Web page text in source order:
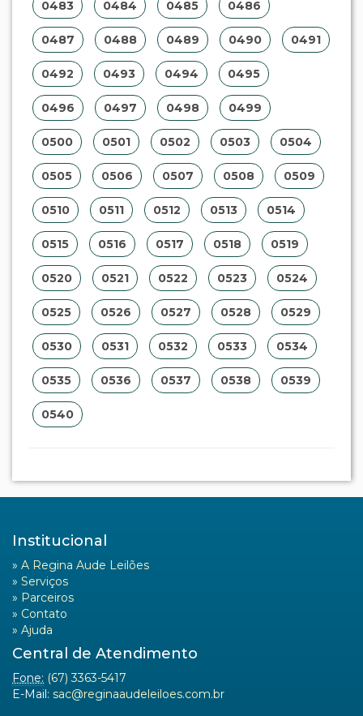
0483 0484 0485 0486
0487 0488 0489 0490 0491
0492 0493 0494 0495
0496 0497 0498 0499
0500 0501 0502 0503 0504
0505 0506 0507 0508 0509
0510 0511 0512 0513 0514
0515 0516 0517 0518 0519
0520 0521 0522 0523 0524
0525 0526 0527 0528 0529
0530 0531 0532 0533 0534
0535 0536 0537 0538 0539
0540
Institucional
» A Regina Aude Leilões
» Serviços
» Parceiros
» Contato
» Ajuda
Central de Atendimento
Fone: (67) 3363-5417
E-Mail: sac@reginaaudeleiloes.com.br